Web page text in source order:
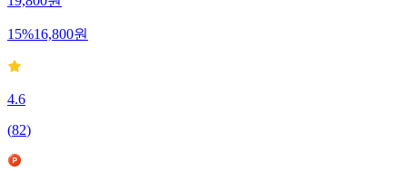
19,800원
15%16,800원
4.6
(82)